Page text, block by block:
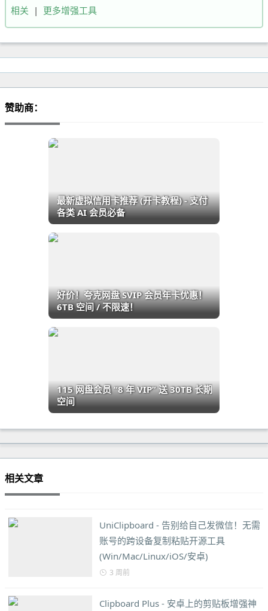
相关 | 更多增强工具
赞助商：
最新虚拟信用卡推荐 (开卡教程) - 支付
各类 AI 会员必备
好价！夸克网盘 SVIP 会员年卡优惠！
6TB 空间 / 不限速！
115 网盘会员 “8 年 VIP” 送 30TB 长期
空间
相关文章
UniClipboard - 告别给自己发微信！无需
账号的跨设备复制粘贴开源工具
(Win/Mac/Linux/iOS/安卓)
3 周前
Clipboard Plus - 安卓上的剪贴板增强神